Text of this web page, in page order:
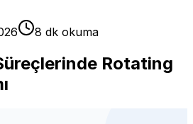
8 dk okuma
Rotating